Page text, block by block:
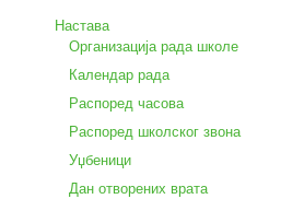
Настава
Организација рада школе
Календар рада
Распоред часова
Распоред школског звона
Уџбеници
Дан отворених врата